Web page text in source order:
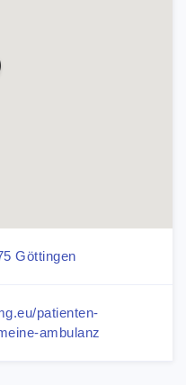
Göttingen
patienten-
ambulanz